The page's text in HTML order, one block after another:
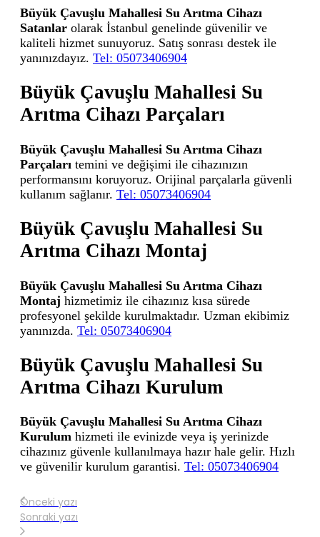
Büyük Çavuşlu Mahallesi Su Arıtma Cihazı
Satanlar olarak İstanbul genelinde güvenilir ve
kaliteli hizmet sunuyoruz. Satış sonrası destek ile
yanınızdayız. Tel: 05073406904
Büyük Çavuşlu Mahallesi Su
Arıtma Cihazı Parçaları
Büyük Çavuşlu Mahallesi Su Arıtma Cihazı
Parçaları temini ve değişimi ile cihazınızın
performansını koruyoruz. Orijinal parçalarla güvenli
kullanım sağlanır. Tel: 05073406904
Büyük Çavuşlu Mahallesi Su
Arıtma Cihazı Montaj
Büyük Çavuşlu Mahallesi Su Arıtma Cihazı
Montaj hizmetimiz ile cihazınız kısa sürede
profesyonel şekilde kurulmaktadır. Uzman ekibimiz
yanınızda. Tel: 05073406904
Büyük Çavuşlu Mahallesi Su
Arıtma Cihazı Kurulum
Büyük Çavuşlu Mahallesi Su Arıtma Cihazı
Kurulum hizmeti ile evinizde veya iş yerinizde
cihazınız güvenle kullanılmaya hazır hale gelir. Hızlı
ve güvenilir kurulum garantisi. Tel: 05073406904
Önceki yazı
Sonraki yazı